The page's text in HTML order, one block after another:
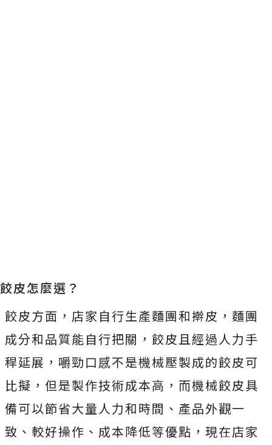
餃皮怎麼選？
餃皮方面，店家自行生產麵團和擀皮，麵團
成分和品質能自行把關，餃皮且經過人力手
稈延展，嚼勁口感不是機械壓製成的餃皮可
比擬，但是製作技術成本高，而機械餃皮具
備可以節省大量人力和時間、產品外觀一
致、較好操作、成本降低等優點，現在店家